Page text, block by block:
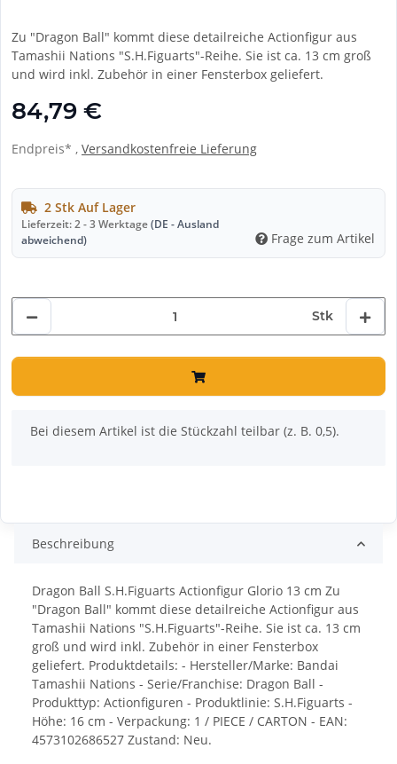
Zu "Dragon Ball" kommt diese detailreiche Actionfigur aus
Tamashii Nations "S.H.Figuarts"-Reihe. Sie ist ca. 13 cm groß
und wird inkl. Zubehör in einer Fensterbox geliefert.
84,79 €
Endpreis* , Versandkostenfreie Lieferung
2 Stk Auf Lager
Lieferzeit:2 - 3 Werktage(DE - Ausland
abweichend)
Frage zum Artikel
Stk
x
Bei diesem Artikel ist die Stückzahl teilbar (z. B. 0,5).
Beschreibung
Dragon Ball S.H.Figuarts Actionfigur Glorio 13 cm Zu
"Dragon Ball" kommt diese detailreiche Actionfigur aus
Tamashii Nations "S.H.Figuarts"-Reihe. Sie ist ca. 13 cm
groß und wird inkl. Zubehör in einer Fensterbox
geliefert. Produktdetails: - Hersteller/Marke: Bandai
Tamashii Nations - Serie/Franchise: Dragon Ball -
Produkttyp: Actionfiguren - Produktlinie: S.H.Figuarts -
Höhe: 16 cm - Verpackung: 1 / PIECE / CARTON - EAN:
4573102686527 Zustand: Neu.